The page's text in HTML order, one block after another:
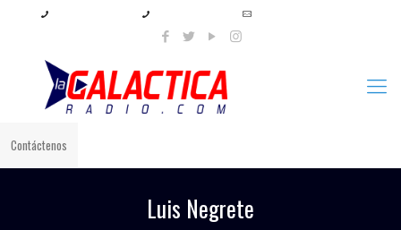
Contáctenos
Luis Negrete